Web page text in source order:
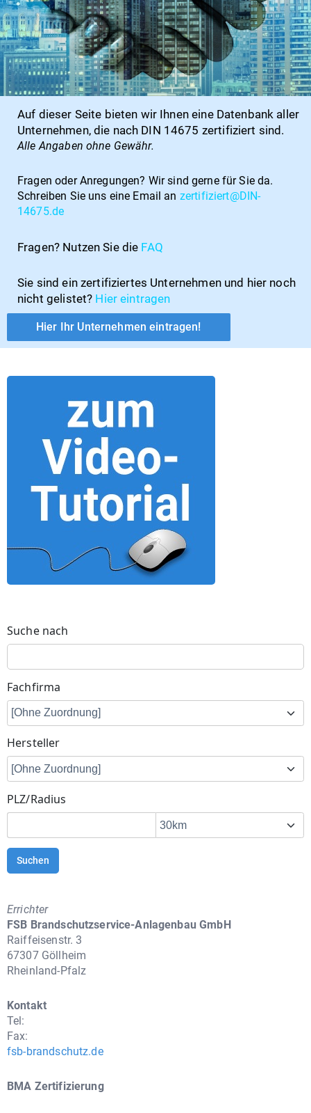
Auf dieser Seite bieten wir Ihnen eine Datenbank aller
Unternehmen, die nach DIN 14675 zertifiziert sind.
Alle Angaben ohne Gewähr.
Fragen oder Anregungen? Wir sind gerne für Sie da.
Schreiben Sie uns eine Email an zertifiziert@DIN-
14675.de
Fragen? Nutzen Sie die FAQ
Sie sind ein zertifiziertes Unternehmen und hier noch
nicht gelistet? Hier eintragen
Hier Ihr Unternehmen eintragen!
Suche nach
Fachfirma
Hersteller
PLZ/Radius
Suchen
Errichter
FSB Brandschutzservice-Anlagenbau GmbH
Raiffeisenstr. 3
67307 Göllheim
Rheinland-Pfalz
Kontakt
Tel:
Fax:
fsb-brandschutz.de
BMA Zertifizierung